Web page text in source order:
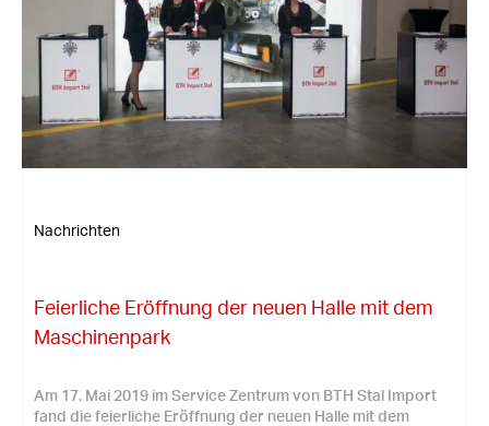
Nachrichten
Feierliche Eröffnung der neuen Halle mit dem
Maschinenpark
Am 17. Mai 2019 im Service Zentrum von BTH Stal Import
fand die feierliche Eröffnung der neuen Halle mit dem